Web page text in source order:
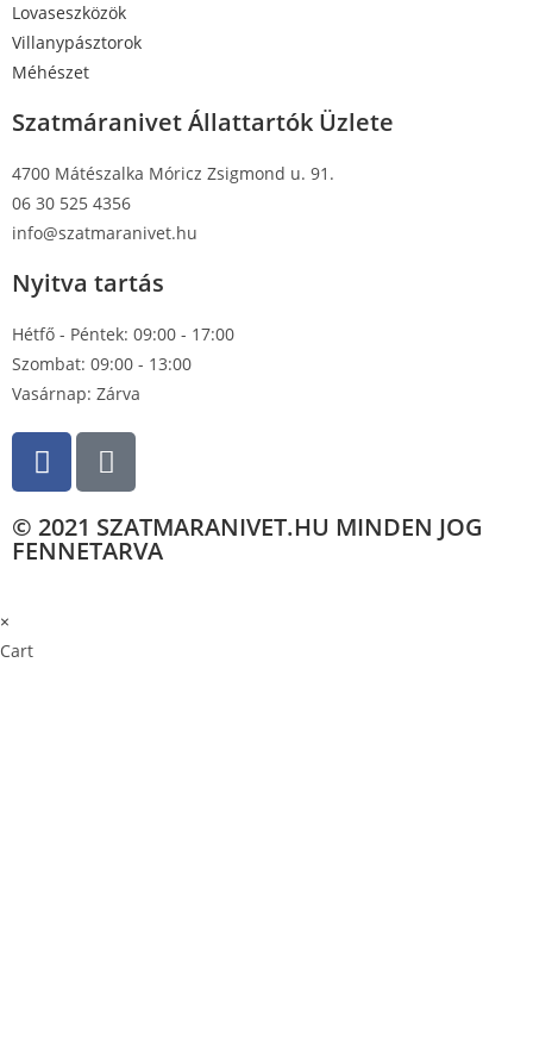
Lovaseszközök
Villanypásztorok
Méhészet
Szatmáranivet Állattartók Üzlete
4700 Mátészalka Móricz Zsigmond u. 91.
06 30 525 4356
info@szatmaranivet.hu
Nyitva tartás
Hétfő - Péntek: 09:00 - 17:00
Szombat: 09:00 - 13:00
Vasárnap: Zárva
© 2021 SZATMARANIVET.HU MINDEN JOG
FENNETARVA
×
Cart